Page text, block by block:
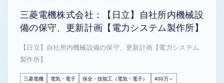
三菱電機株式会社：【日立】自社所内機械設
備の保守、更新計画【電力システム製作所】
【日立】自社所内機械設備の保守、更新計画【電力システム
製作所】
三菱電機 電気・電子 保全・技能工（電気・電子） 400万～